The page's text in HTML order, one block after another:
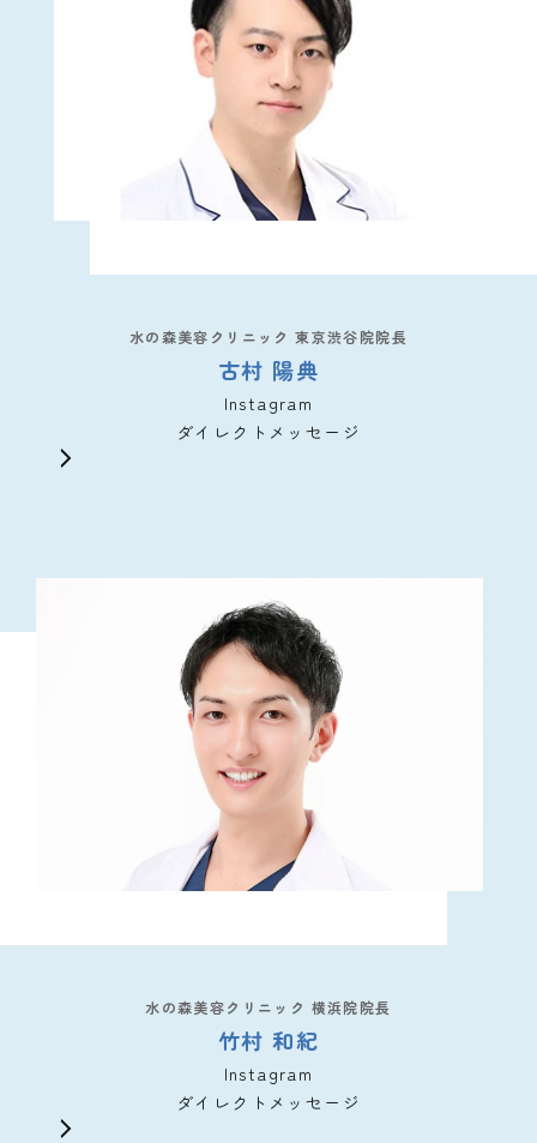
水の森美容クリニック 東京渋谷院院長
古村 陽典
Instagram
ダイレクトメッセージ
水の森美容クリニック 横浜院院長
竹村 和紀
Instagram
ダイレクトメッセージ